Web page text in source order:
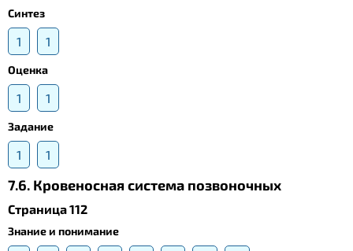
Синтез
1 1
Оценка
1 1
Задание
1 1
7.6. Кровеносная система позвоночных
Страница 112
Знание и понимание